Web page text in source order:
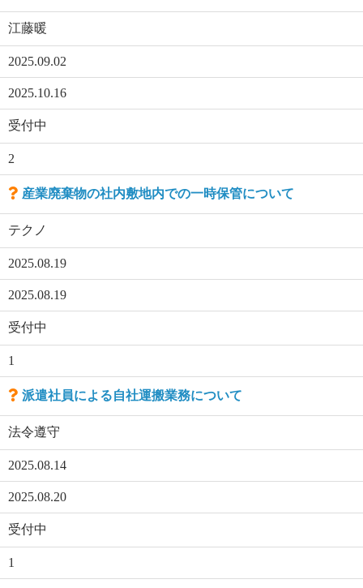
江藤暖
2025.09.02
2025.10.16
受付中
2
産業廃棄物の社内敷地内での一時保管について
テクノ
2025.08.19
2025.08.19
受付中
1
派遣社員による自社運搬業務について
法令遵守
2025.08.14
2025.08.20
受付中
1